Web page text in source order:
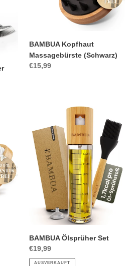
BAMBUA Kopfhaut
Massagebürste (Schwarz)
Normaler
€15,99
Set
BAMBUA Ölsprüher Set
Normaler
Preis
€19,99
AUSVERKAUFT